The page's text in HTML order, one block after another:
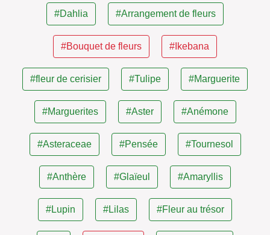
#Dahlia #Arrangement de fleurs
#Bouquet de fleurs #Ikebana
#fleur de cerisier #Tulipe #Marguerite
#Marguerites #Aster #Anémone
#Asteraceae #Pensée #Tournesol
#Anthère #Glaïeul #Amaryllis
#Lupin #Lilas #Fleur au trésor